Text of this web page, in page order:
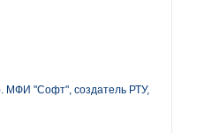
МФИ "Софт", создатель РТУ,